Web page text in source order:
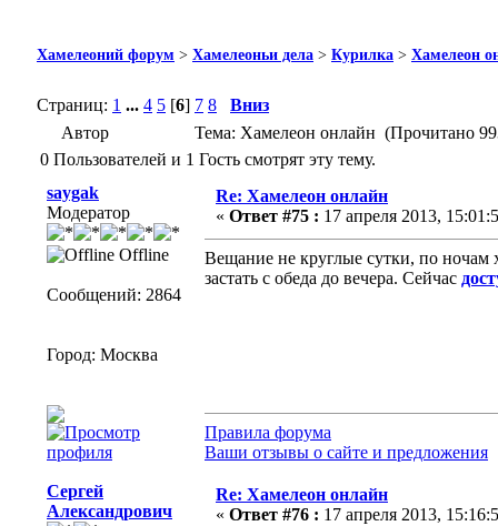
Хамелеоний форум > Хамелеоньи дела > Курилка > Хамелеон
Страниц: 1 ... 4 5 [6] 7 8
Вниз
Автор
Тема: Хамелеон онлайн (Прочитано
0 Пользователей и 1 Гость смотрят эту тему.
saygak
Модератор
Offline
Сообщений: 2864
Город: Москва
Re: Хамелеон онлайн
« Ответ #75 : 17 апреля 2013,
Вещание не круглые сутки, по ночам
застать с обеда до вечера. Сейчас
Правила форума
Ваши отзывы о сайте и предложения
Сергей
Александрович
Re: Хамелеон онлайн
« Ответ #76 : 17 апреля 2013,